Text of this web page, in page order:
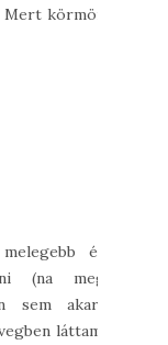
Mert körmön
és
(na meg
sem akart
láttam.